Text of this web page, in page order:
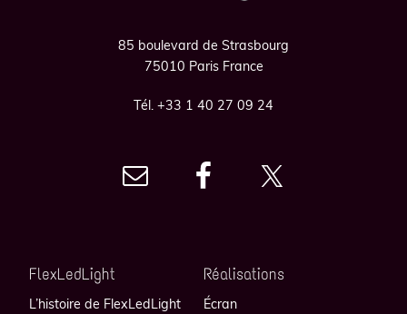
85 boulevard de Strasbourg
75010 Paris France
Tél. +33 1 40 27 09 24
FlexLedLight
L’histoire de FlexLedLight
Réalisations
Écran